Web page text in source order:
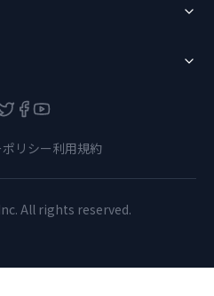
リシー利用規約
All rights reserved.